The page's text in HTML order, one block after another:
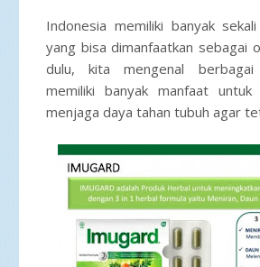
Indonesia memiliki banyak
yang bisa dimanfaatkan sebagai
dulu, kita mengenal
memiliki banyak manfaat untuk
menjaga daya tahan tubuh agar